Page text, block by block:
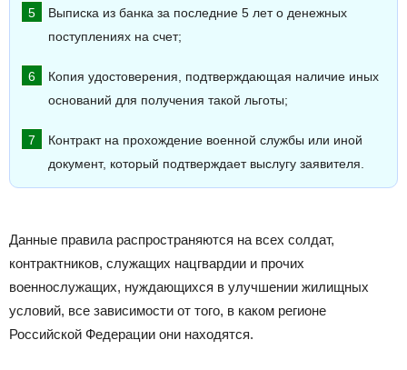
Выписка из банка за последние 5 лет о денежных
поступлениях на счет;
Копия удостоверения, подтверждающая наличие иных
оснований для получения такой льготы;
Контракт на прохождение военной службы или иной
документ, который подтверждает выслугу заявителя.
Данные правила распространяются на всех солдат,
контрактников, служащих нацгвардии и прочих
военнослужащих, нуждающихся в улучшении жилищных
условий, все зависимости от того, в каком регионе
Российской Федерации они находятся.